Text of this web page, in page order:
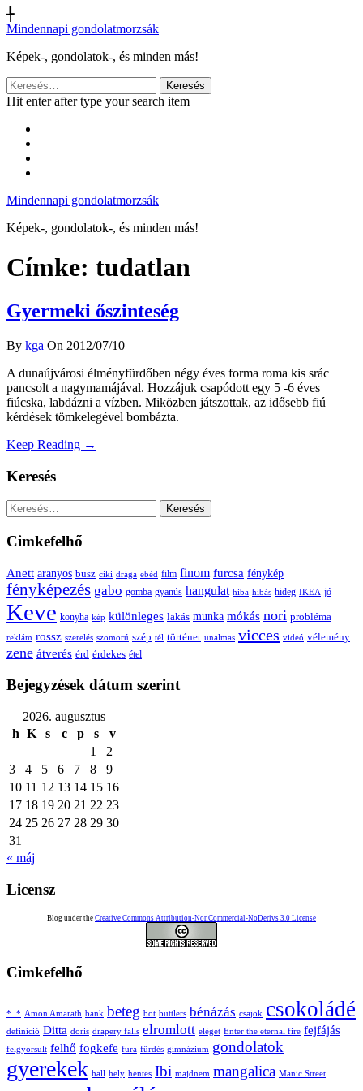
╄
Mindennapi gondolatmorzsák
Képek-, gondolatok-, és minden más!
Keresés:
Hit enter after type your search item
Mindennapi gondolatmorzsák
Képek-, gondolatok-, és minden más!
Címke: tudatlan
Gyermeki őszinteség
By kga On 2012/07/10
A dunaújvárosi élményfürdőben négy éves forma roma kis srác
pancsolt a nagymamájával. Hozzájuk csapódott egy 5 -6 éves
fiúcska, labdázni a vízben. Miközben játszottak, az idősebb fiú
kérdések tömkelegével bombázta.
Keep Reading →
Keresés
Keresés:
Cimkefelhő
Anett aranyos busz ciki drága ebéd film finom furcsa fénykép
fényképezés gabo gomba gyanús hangulat hiba hibás hideg IKEA jó
Keve konyha kép különleges lakás munka mókás nori probléma
reklám rossz szerelés szomorú szép tél történet unalmas vicces videó vélemény
zene átverés érd érdekes étel
Bejegyzések dátum szerint
2026. augusztus
h K s c p s
v
1
2
3
4 5 6 7 8
9
10 11 12 13 14 15 16
17 18 19 20 21 22 23
24 25 26 27 28 29 30
31
« máj
Licensz
Blog under the Creative Commons Attribution-NonCommercial-NoDerivs 3.0 License
Cimkefelhő
*..* Amon Amarath bank beteg bot buttlers bénázás csajok csokoládé
definíció Ditta doris drapery falls elromlott eléget Enter the eternal fire fejfájás
felgyorsult felhő fogkefe fura fürdés gimnázium gondolatok
gyerekek hall hely hentes Ibi majdnem mangalica Manic Street